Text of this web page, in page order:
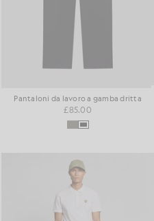
Pantaloni da lavoro a gamba dritta
£85.00